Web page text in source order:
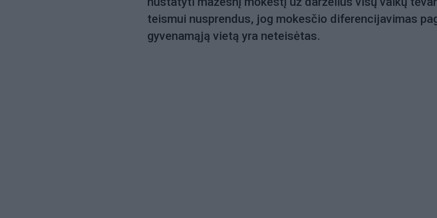
teismui nusprendus, jog mokesčio diferencijavimas
gyvenamąją vietą yra neteisėtas.